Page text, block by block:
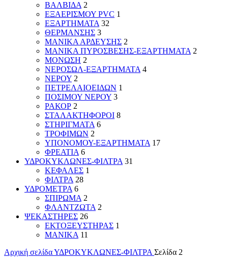
ΒΑΛΒΙΔΑ 2
ΕΞΑΕΡΙΣΜΟΥ PVC 1
ΕΞΑΡΤΗΜΑΤΑ 32
ΘΕΡΜΑΝΣΗΣ 3
ΜΑΝΙΚΑ ΑΡΔΕΥΣΗΣ 2
ΜΑΝΙΚΑ ΠΥΡΟΣΒΕΣΗΣ-ΕΞΑΡΤΗΜΑΤΑ 2
ΜΟΝΩΣΗ 2
ΝΕΡΟΣΩΛ-ΕΞΑΡΤΗΜΑΤΑ 4
ΝΕΡΟΥ 2
ΠΕΤΡΕΛΑΙΟΕΙΔΩΝ 1
ΠΟΣΙΜΟΥ ΝΕΡΟΥ 3
ΡΑΚΟΡ 2
ΣΤΑΛΑΚΤΗΦΟΡΟΙ 8
ΣΤΗΡΙΓΜΑΤΑ 6
ΤΡΟΦΙΜΩΝ 2
ΥΠΟΝΟΜΟΥ-ΕΞΑΡΤΗΜΑΤΑ 17
ΦΡΕΑΤΙΑ 6
ΥΔΡΟΚΥΚΛΩΝΕΣ-ΦΙΛΤΡΑ 31
ΚΕΦΑΛΕΣ 1
ΦΙΛΤΡΑ 28
ΥΔΡΟΜΕΤΡΑ 6
ΣΠΙΡΩΜΑ 2
ΦΛΑΝΤΖΩΤΑ 2
ΨΕΚΑΣΤΗΡΕΣ 26
ΕΚΤΟΞΕΥΣΤΗΡΑΣ 1
ΜΑΝΙΚΑ 11
Αρχική σελίδαΥΔΡΟΚΥΚΛΩΝΕΣ-ΦΙΛΤΡΑ Σελίδα 2